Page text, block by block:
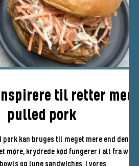
til retter med
pulled pork
pork kan bruges til meget mere end den
møre, krydrede kød fungerer i alt fra
og lune sandwiches. I vores